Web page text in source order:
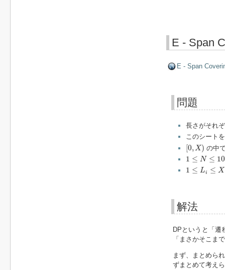
E - Span
E - Span
問題
長さがそれ
このシート
[0,X)
[0 X) の中
1 ≤ N ≤
1 N ≤100
1 ≤ Li ≤ X
1 L ≤X ≤500
解法
DPというと「
「まさかそこま
まず、まとめら
ずまとめて考え